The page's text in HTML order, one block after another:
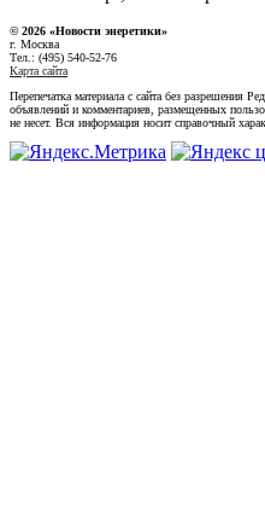
© 2026 «Новости энеретики»
г. Москва
Тел.: (495) 540-52-76
Карта сайта
Перепечатка материала с сайта без разрешения
объявлений и комментариев, размещенных
не несет. Вся информация носит справочный